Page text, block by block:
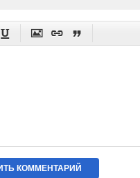
   